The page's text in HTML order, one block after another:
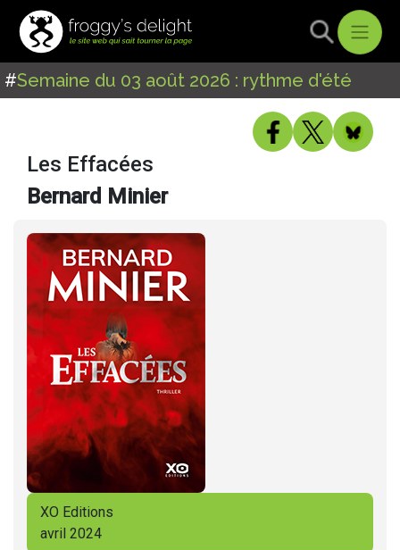
#Semaine du 03 août 2026 : rythme d'été
Les Effacées
Bernard Minier
XO Editions
avril 2024